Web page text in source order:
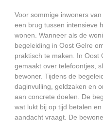
Voor sommige inwoners
een brug tussen intensieve
wonen. Wanneer als de
begeleiding in Oost Gelre
praktisch te maken. In Oost
gemaakt over telefoontjes,
bewoner. Tijdens de
daginvulling, geldzaken en
aan concrete doelen. De
wat lukt bij op tijd betalen
aandacht vraagt. De